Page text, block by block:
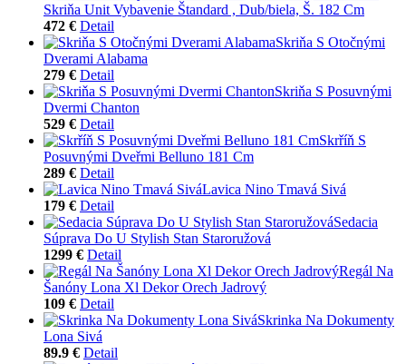
Skriňa Unit Vybavenie Štandard , Dub/biela, Š. 182 Cm
472 € Detail
Skriňa S Otočnými
Dverami Alabama
279 € Detail
Skriňa S Posuvnými
Dvermi Chanton
529 € Detail
Skrříň S
Posuvnými Dveřmi Belluno 181 Cm
289 € Detail
Lavica Nino Tmavá Sivá
179 € Detail
Sedacia
Súprava Do U Stylish Stan Staroružová
1299 € Detail
Regál Na
Šanóny Lona Xl Dekor Orech Jadrový
109 € Detail
Skrinka Na Dokumenty
Lona Sivá
89.9 € Detail